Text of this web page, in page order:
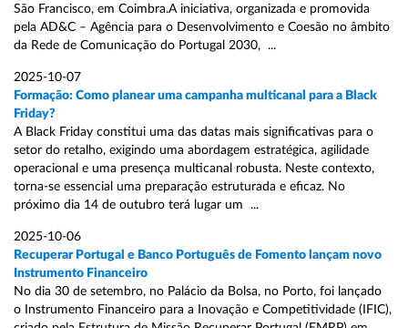
São Francisco, em Coimbra.A iniciativa, organizada e promovida
pela AD&C – Agência para o Desenvolvimento e Coesão no âmbito
da Rede de Comunicação do Portugal 2030, ...
2025-10-07
Formação: Como planear uma campanha multicanal para a Black
Friday?
A Black Friday constitui uma das datas mais significativas para o
setor do retalho, exigindo uma abordagem estratégica, agilidade
operacional e uma presença multicanal robusta. Neste contexto,
torna-se essencial uma preparação estruturada e eficaz. No
próximo dia 14 de outubro terá lugar um ...
2025-10-06
Recuperar Portugal e Banco Português de Fomento lançam novo
Instrumento Financeiro
No dia 30 de setembro, no Palácio da Bolsa, no Porto, foi lançado
o Instrumento Financeiro para a Inovação e Competitividade (IFIC),